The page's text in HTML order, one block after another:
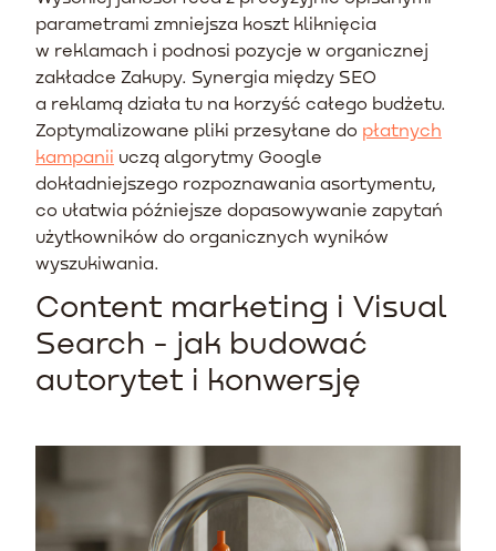
parametrami zmniejsza koszt kliknięcia
w reklamach i podnosi pozycje w organicznej
zakładce Zakupy. Synergia między SEO
a reklamą działa tu na korzyść całego budżetu.
Zoptymalizowane pliki przesyłane do płatnych
kampanii uczą algorytmy Google
dokładniejszego rozpoznawania asortymentu,
co ułatwia późniejsze dopasowywanie zapytań
użytkowników do organicznych wyników
wyszukiwania.
Content marketing i Visual
Search - jak budować
autorytet i konwersję